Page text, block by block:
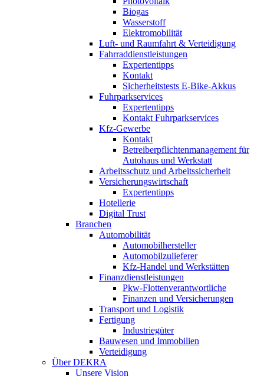
Biogas
Wasserstoff
Elektromobilität
Luft- und Raumfahrt & Verteidigung
Fahrraddienstleistungen
Expertentipps
Kontakt
Sicherheitstests E-Bike-Akkus
Fuhrparkservices
Expertentipps
Kontakt Fuhrparkservices
Kfz-Gewerbe
Kontakt
Betreiberpflichtenmanagement für
Autohaus und Werkstatt
Arbeitsschutz und Arbeitssicherheit
Versicherungswirtschaft
Expertentipps
Hotellerie
Digital Trust
Branchen
Automobilität
Automobilhersteller
Automobilzulieferer
Kfz-Handel und Werkstätten
Finanzdienstleistungen
Pkw‑Flottenverantwortliche
Finanzen und Versicherungen
Transport und Logistik
Fertigung
Industriegüter
Bauwesen und Immobilien
Verteidigung
Über DEKRA
Unsere Vision